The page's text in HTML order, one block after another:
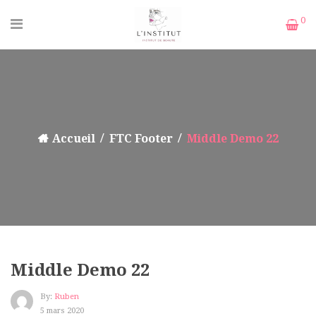
0
Accueil FTC Footer Middle Demo 22
Middle Demo 22
By: Ruben
5 mars 2020